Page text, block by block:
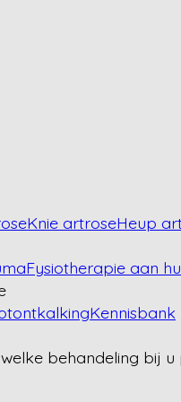
Knie artroseHeup
Fysiotherapie aan
Kennisbank
behandeling bij